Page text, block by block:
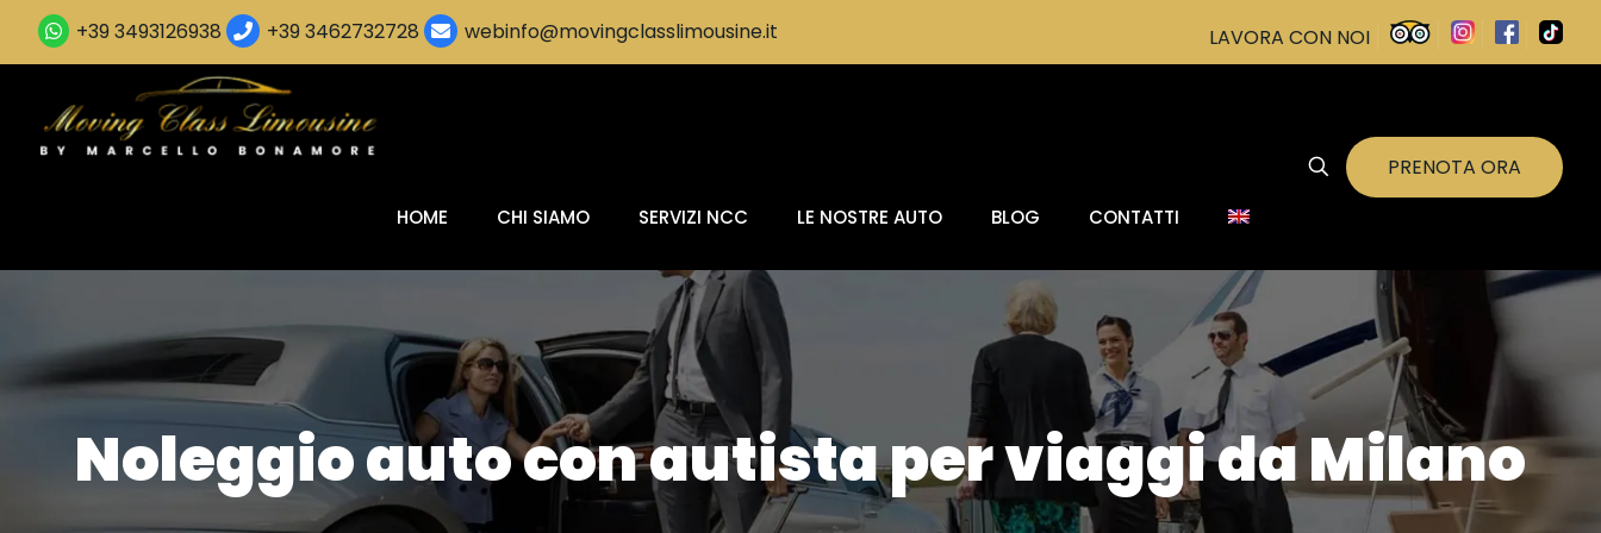
+39 3493126938 +39 3462732728 webinfo@movingclasslimousine.it LAVORA CON NOI
HOME CHI SIAMO SERVIZI NCC LE NOSTRE AUTO BLOG CONTATTI
PRENOTA ORA
Noleggio auto con autista per viaggi da Milano